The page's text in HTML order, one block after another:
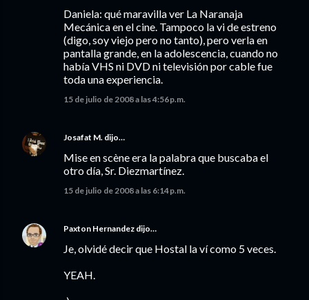
Daniela: qué maravilla ver La Naranaja
Mecánica en el cine. Tampoco la vi de estreno
(digo, soy viejo pero no tanto), pero verla en
pantalla grande, en la adolescencia, cuando no
había VHS ni DVD ni televisión por cable fue
toda una experiencia.
15 de julio de 2008 a las 4:56 p.m.
Josafat M. dijo…
Mise en scène era la palabra que buscaba el
otro día, Sr. Diezmartínez.
15 de julio de 2008 a las 6:14 p.m.
Paxton Hernandez dijo…
Je, olvidé decir que Hostal la ví como 5 veces.
YEAH.